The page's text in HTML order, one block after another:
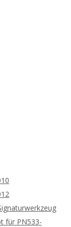
für PN533-